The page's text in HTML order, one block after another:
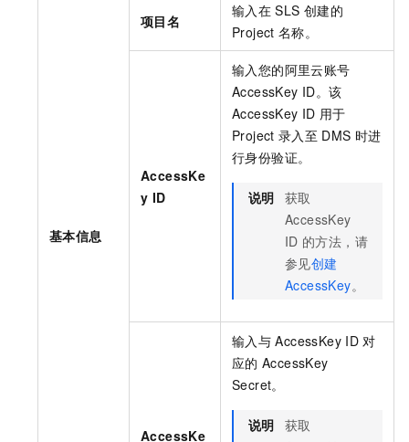
基本信息
项目名
输入在 SLS 创建的
Project 名称。
AccessKe
y ID
输入您的阿里云账号
AccessKey ID。该
AccessKey ID 用于
Project 录入至 DMS 时进
行身份验证。
说明 获取
AccessKey
ID 的方法，请
参见创建
AccessKey。
AccessKe
输入与 AccessKey ID 对
应的 AccessKey
Secret。
说明 获取